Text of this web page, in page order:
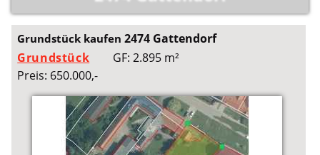
Grundstück kaufen2474 Gattendorf
Grundstück
GF: 2.895 m²
Preis: 650.000,-